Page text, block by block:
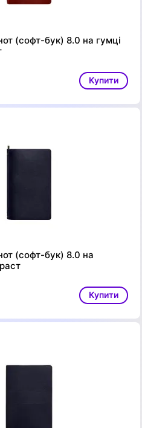
(софт-бук) 8.0 на гумці
Купити
(софт-бук) 8.0 на
Купити